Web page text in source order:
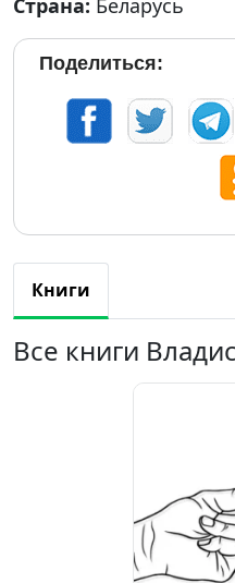
Страна: Беларусь
Поделиться:
Книги
Все книги